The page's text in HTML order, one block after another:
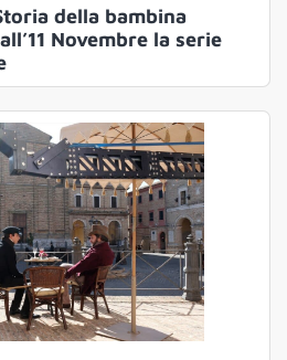
della bambina
Novembre la serie